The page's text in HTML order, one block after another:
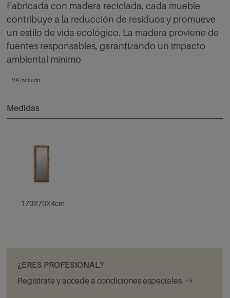
Fabricada con madera reciclada, cada mueble
contribuye a la reducción de residuos y promueve
un estilo de vida ecológico. La madera proviene de
fuentes responsables, garantizando un impacto
ambiental mínimo
Medidas
170X70X4cm
IVA Incluido
¿ERES PROFESIONAL?
Regístrate y accede a condiciones especiales